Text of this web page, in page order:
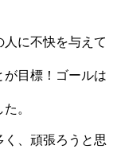
人に不快を与えて
が目標！ゴールは
。
、頑張ろうと思